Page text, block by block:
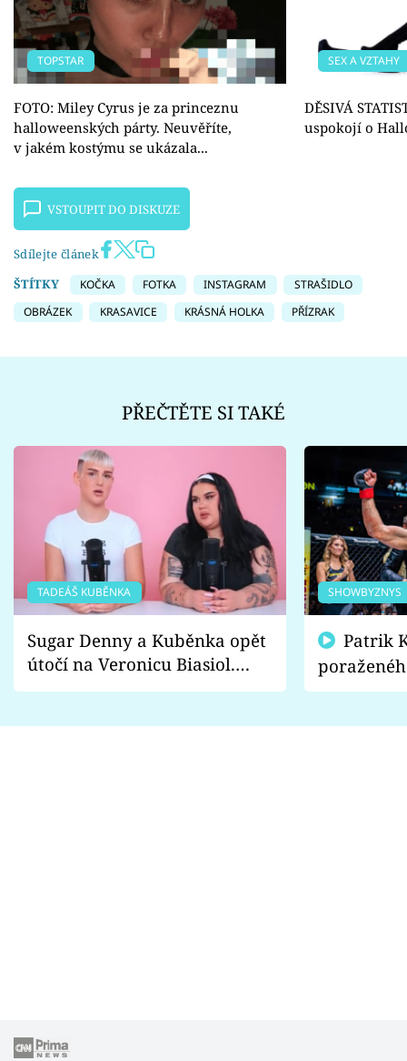
TOPSTAR
FOTO: Miley Cyrus je za princeznu
halloweenských párty. Neuvěříte,
v jakém kostýmu se ukázala...
SEX A VZTAHY
DĚSIVÁ
uspokojí o
VSTOUPIT DO DISKUZE
Sdílejte článek
ŠTÍTKY
KOČKA FOTKA INSTAGRAM
STRAŠIDLO
OBRÁZEK
KRASAVICE KRÁSNÁ HOLKA PŘÍZRAK
PŘEČTĚTE SI TAKÉ
TADEÁŠ KUBĚNKA
Sugar Denny a Kuběnka opět
útočí na Veronicu Biasiol.
Proč je podle nich falešná a
SHOWBYZNYS
fanoušci